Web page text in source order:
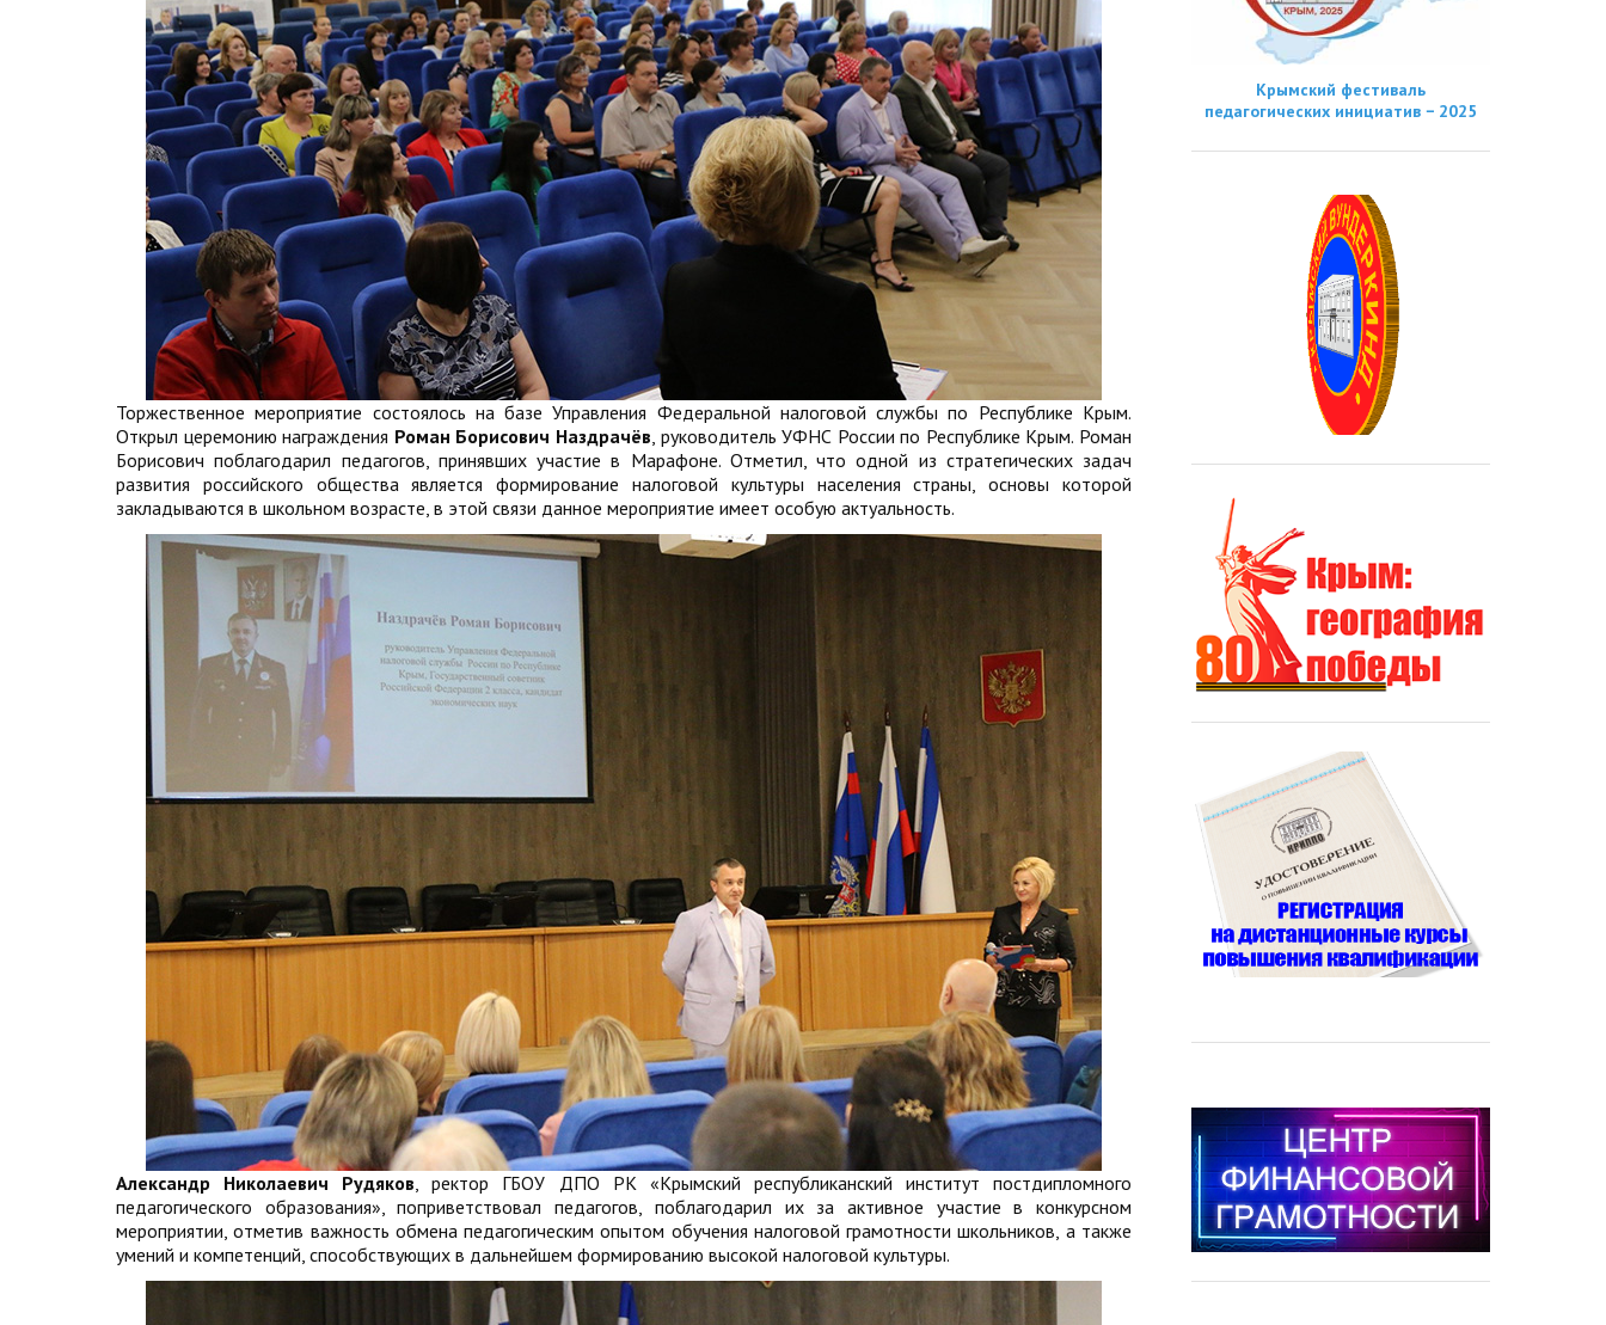
Торжественное мероприятие состоялось на базе Управления Федеральной налоговой службы по Республике Крым.
Открыл церемонию награждения Роман Борисович Наздрачёв, руководитель УФНС России по Республике Крым. Роман
Борисович поблагодарил педагогов, принявших участие в Марафоне. Отметил, что одной из стратегических задач
развития российского общества является формирование налоговой культуры населения страны, основы которой
закладываются в школьном возрасте, в этой связи данное мероприятие имеет особую актуальность.
Александр Николаевич Рудяков, ректор ГБОУ ДПО РК «Крымский республиканский институт постдипломного
педагогического образования», поприветствовал педагогов, поблагодарил их за активное участие в конкурсном
мероприятии, отметив важность обмена педагогическим опытом обучения налоговой грамотности школьников, а также
умений и компетенций, способствующих в дальнейшем формированию высокой налоговой культуры.
Крымский фестиваль
педагогических инициатив − 2025